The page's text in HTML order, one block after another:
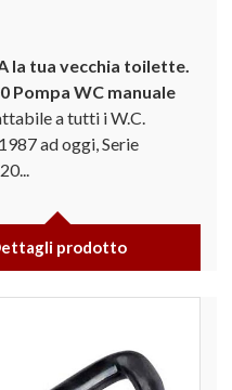
la tua vecchia toilette.
Pompa WC manuale
a tutti i W.C.
ad oggi, Serie
prodotto